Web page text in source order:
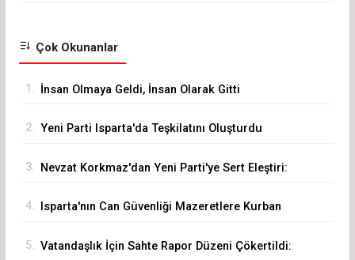
Çok Okunanlar
1. İnsan Olmaya Geldi, İnsan Olarak Gitti
2. Yeni Parti Isparta'da Teşkilatını Oluşturdu
3. Nevzat Korkmaz'dan Yeni Parti'ye Sert Eleştiri:
4.
Isparta'nın Can Güvenliği Mazeretlere Kurban
5. Vatandaşlık İçin Sahte Rapor Düzeni Çökertildi: